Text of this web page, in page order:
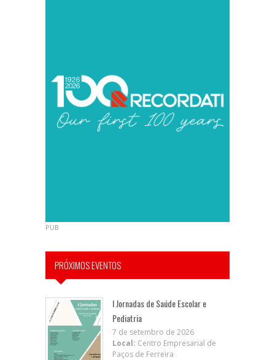
PUB
PRÓXIMOS EVENTOS
I Jornadas de Saúde Escolar e
Pediatria
7 de setembro de 2026
Local: Centro Empresarial de
Paços de Ferreira